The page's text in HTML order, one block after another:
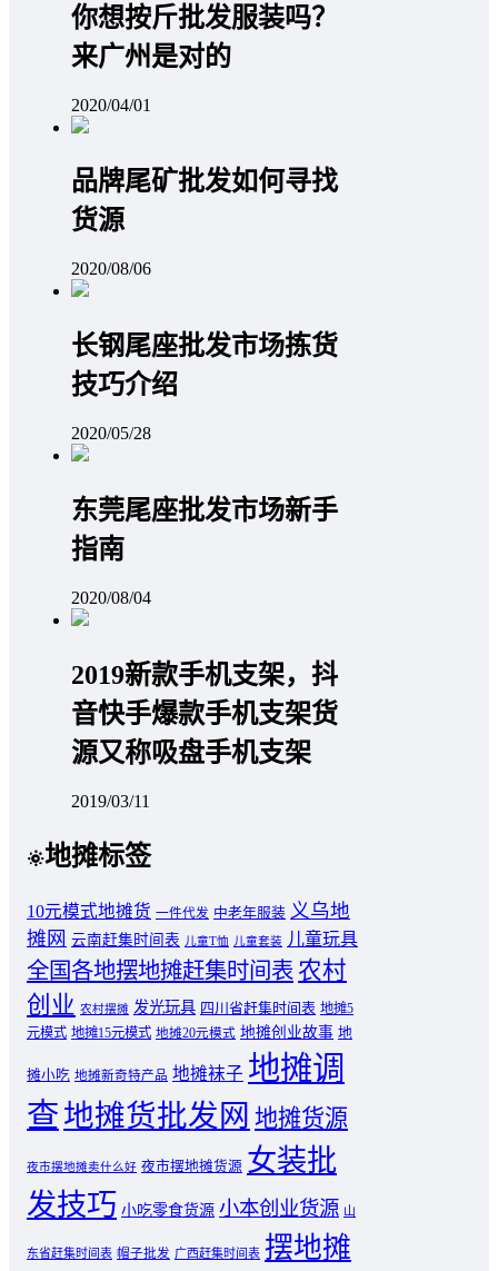
你想按斤批发服装吗？
来广州是对的
2020/04/01
品牌尾矿批发如何寻找
货源
2020/08/06
长钢尾座批发市场拣货
技巧介绍
2020/05/28
东莞尾座批发市场新手
指南
2020/08/04
2019新款手机支架，抖
音快手爆款手机支架货
源又称吸盘手机支架
2019/03/11
地摊标签
10元模式地摊货 一件代发 中老年服装 义乌地
摊网 云南赶集时间表 儿童T恤 儿童套装 儿童玩具
全国各地摆地摊赶集时间表 农村
创业 农村摆摊 发光玩具 四川省赶集时间表 地摊5
元模式 地摊15元模式 地摊20元模式 地摊创业故事 地
摊小吃 地摊新奇特产品 地摊袜子 地摊调
查地摊货批发网 地摊货源
夜市摆地摊卖什么好 夜市摆地摊货源 女装批
发技巧 小吃零食货源 小本创业货源 山
东省赶集时间表 帽子批发 广西赶集时间表 摆地摊